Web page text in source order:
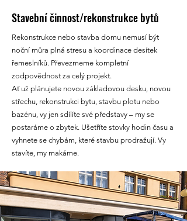
Stavební činnost/rekonstrukce bytů
Rekonstrukce nebo stavba domu nemusí být
noční můra plná stresu a koordinace desítek
řemeslníků. Převezmeme kompletní
zodpovědnost za celý projekt.
Ať už plánujete novou základovou desku, novou
střechu, rekonstrukci bytu, stavbu plotu nebo
bazénu, vy jen sdílíte své představy – my se
postaráme o zbytek. Ušetříte stovky hodin času a
vyhnete se chybám, které stavbu prodražují. Vy
stavíte, my makáme.